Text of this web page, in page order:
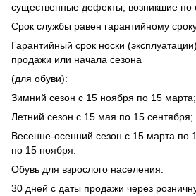
существенные дефекты, возникшие по
Срок службы равен гарантийному
Гарантийный срок носки
продажи или начала сезона
(для обуви):
Зимний сезон с 15 ноября по 15 марта;
Летний сезон с 15 мая по 15 сентября;
Весенне-осенний сезон с 15 марта по
по 15 ноября.
Обувь для взрослого населения:
30 дней с даты продажи через